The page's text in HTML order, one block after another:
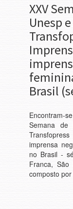
XXV
Unesp
Brasil
Encontram-
Semana
imprensa
no Brasil -
Franca,
composto